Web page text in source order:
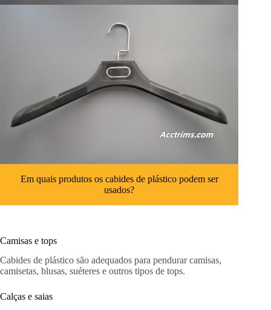
Em quais produtos os cabides de plástico podem ser
usados?
Camisas e tops
Cabides de plástico são adequados para pendurar camisas,
camisetas, blusas, suéteres e outros tipos de tops.
Calças e saias